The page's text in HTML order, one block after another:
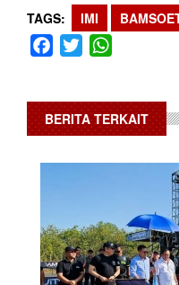
TAGS IMI
Facebook
Twitter
BERITA TERKAIT